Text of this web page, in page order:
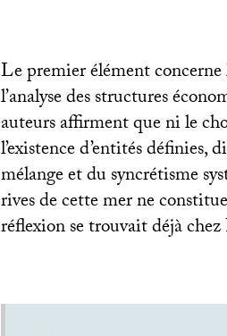
Le premier élément
l’analyse des structures
auteurs affirment que ni le
l’existence d’entités
mélange et du syncrétisme
rives de cette mer ne
réflexion se trouvait déjà